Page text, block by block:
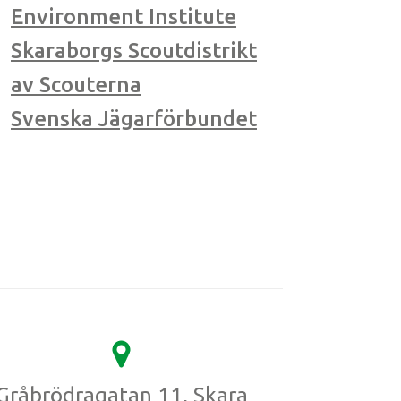
Environment Institute
Skaraborgs Scoutdistrikt
av Scouterna
Svenska Jägarförbundet
11, Skara